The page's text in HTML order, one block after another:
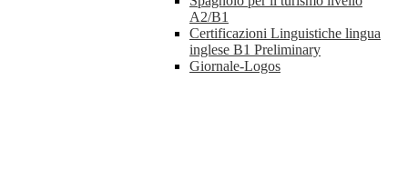
A2/B1
Certificazioni Linguistiche lingua
inglese B1 Preliminary
Giornale-Logos